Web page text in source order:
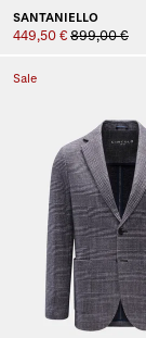
SANTANIELLO
449,50 € 899,00 €
Sale